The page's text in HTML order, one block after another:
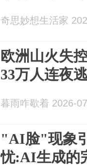
奇思妙想生活家
欧洲山火失
33万人连夜
暮雨咋歇着 2026-
"AI脸"现象
忧:AI生成的